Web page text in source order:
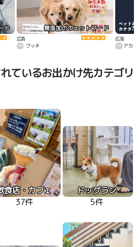
ド 無添加のウェットフード
広告
ブッチ
カ
広告
アカ
ているお出かけ先カテゴリ
食店・カフェ
37件
ドッグラン
5件